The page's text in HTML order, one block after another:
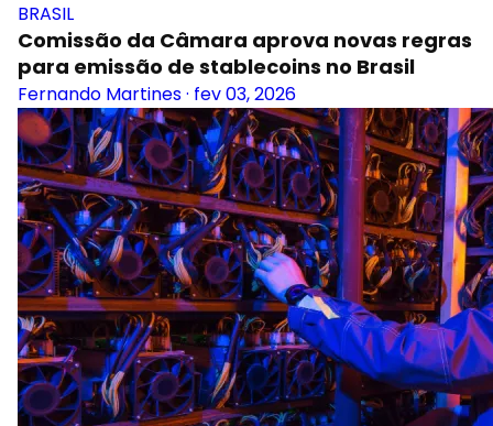
BRASIL
Comissão da Câmara aprova novas regras
para emissão de stablecoins no Brasil
Fernando Martines· fev 03, 2026